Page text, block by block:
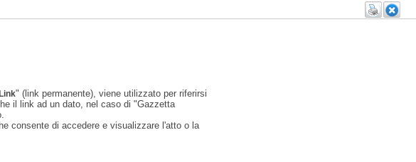
Link" (link permanente), viene utilizzato per riferirsi
il link ad un dato, nel caso di "Gazzetta
consente di accedere e visualizzare l'atto o la